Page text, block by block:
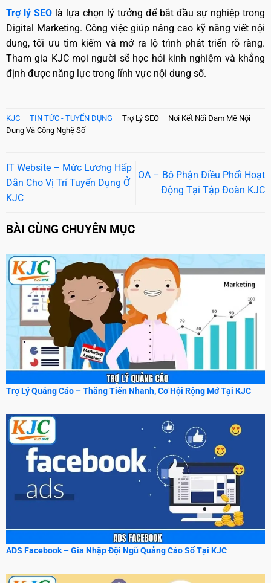
Trợ lý SEOlà lựa chọn lý tưởng để bắt đầu sự nghiệp trong
Digital Marketing. Công việc giúp nâng cao kỹ năng viết nội
dung, tối ưu tìm kiếm và mở ra lộ trình phát triển rõ ràng.
Tham gia KJC mọi người sẽ học hỏi kinh nghiệm và khẳng
định được năng lực trong lĩnh vực nội dung số.
KJC— TIN TỨC - TUYỂN DỤNG — Trợ Lý SEO – Nơi Kết Nối Đam Mê Nội
Dung Và Công Nghệ Số
IT Website – Mức Lương Hấp
Dẫn Cho Vị Trí Tuyển Dụng Ở
KJC
OA – Bộ Phận Điều Phối Hoạt
Động Tại Tập Đoàn KJC
BÀI CÙNG CHUYÊN MỤC
Trợ Lý Quảng Cáo – Thăng Tiến Nhanh, Cơ Hội Rộng Mở Tại KJC
ADS Facebook – Gia Nhập Đội Ngũ Quảng Cáo Số Tại KJC